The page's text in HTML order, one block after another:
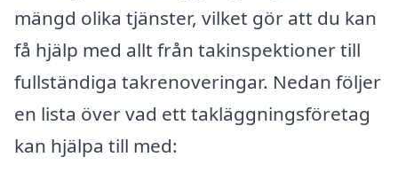
mängd olika tjänster, vilket gör att du kan
få hjälp med allt från takinspektioner till
fullständiga takrenoveringar. Nedan följer
en lista över vad ett takläggningsföretag
kan hjälpa till med: